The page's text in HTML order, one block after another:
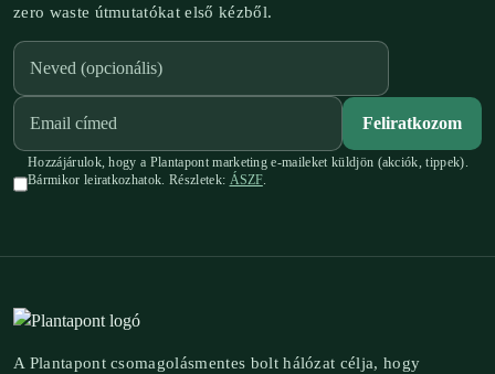
zero waste útmutatókat első kézből.
Feliratkozom
Hozzájárulok, hogy a Plantapont marketing e-maileket küldjön (akciók, tippek).
Bármikor leiratkozhatok. Részletek: ÁSZF.
A Plantapont csomagolásmentes bolt hálózat célja, hogy